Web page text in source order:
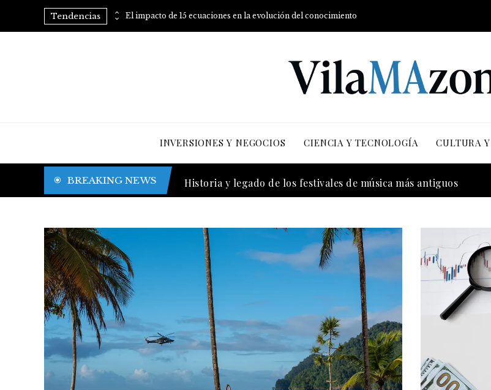
Tendencias Consejos prácticos para eliminar el azúcar añadido de tu dieta El impacto de 15 ecuaciones en la evolución del conocimiento
INVERSIONES Y NEGOCIOS CIENCIA Y TECNOLOGÍA CULTURA
BREAKING NEWS Trinidad y Tobago y la transición energética con enfoque en